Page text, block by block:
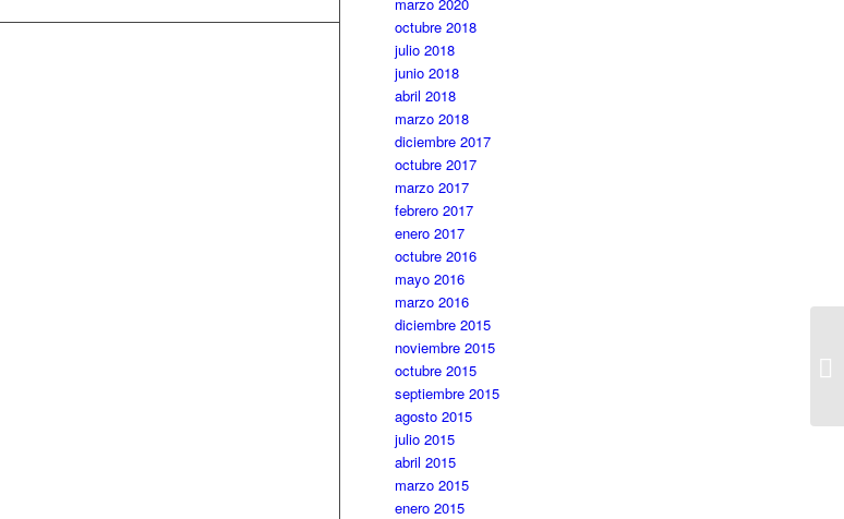
octubre 2018
julio 2018
junio 2018
abril 2018
marzo 2018
diciembre 2017
octubre 2017
marzo 2017
febrero 2017
enero 2017
octubre 2016
mayo 2016
marzo 2016
diciembre 2015
noviembre 2015
octubre 2015
septiembre 2015
agosto 2015
julio 2015
abril 2015
marzo 2015
enero 2015